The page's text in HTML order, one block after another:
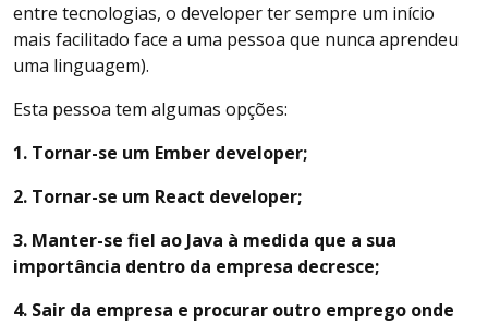
entre tecnologias, o developer ter sempre um início
mais facilitado face a uma pessoa que nunca aprendeu
uma linguagem).
Esta pessoa tem algumas opções:
1. Tornar-se um Ember developer;
2. Tornar-se um React developer;
3. Manter-se fiel ao Java à medida que a sua
importância dentro da empresa decresce;
4. Sair da empresa e procurar outro emprego onde